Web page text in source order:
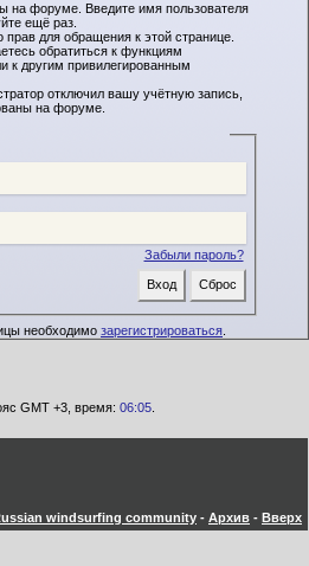
на форуме. Введите имя пользователя
ещё раз.
прав для обращения к этой странице.
обратиться к функциям
к другим привилегированным
отключил вашу учётную запись,
на форуме.
Забыли пароль?
необходимо зарегистрироваться
GMT +3, время: 06:05.
windsurfing community - Архив - Вверх